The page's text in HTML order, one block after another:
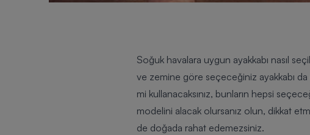
Soğuk havalara uygun ayakkabı nasıl
ve zemine göre seçeceğiniz ayakkabı
mi kullanacaksınız, bunların hepsi
modelini alacak olursanız olun, dikkat
de doğada rahat edemezsiniz.